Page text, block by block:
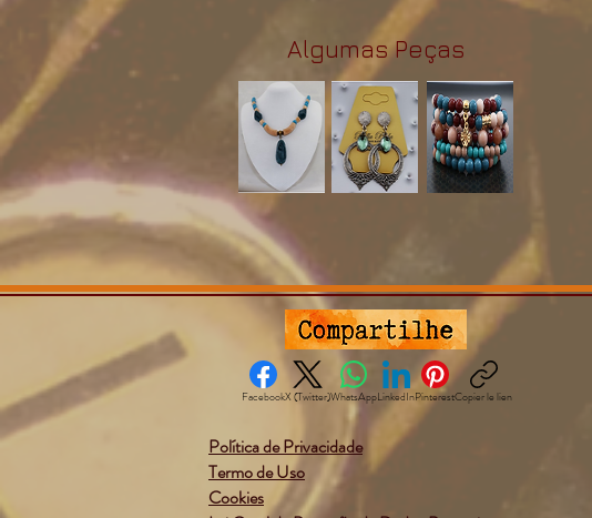
Algumas Peças
FacebookX (Twitter)WhatsAppLinkedInPinterestCopier le lien
Política de Privacidade
Termo de Uso
Cookies